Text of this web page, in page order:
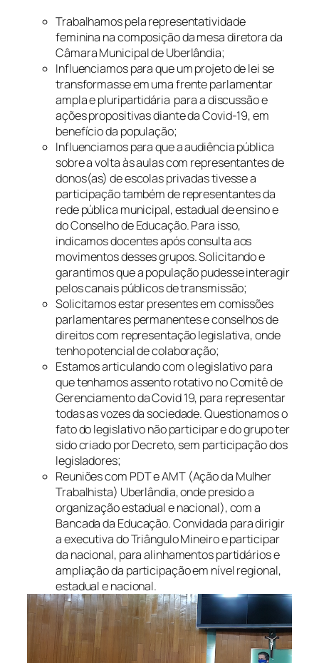
Trabalhamos pela representatividade
feminina na composição da mesa diretora da
Câmara Municipal de Uberlândia;
Influenciamos para que um projeto de lei se
transformasse em uma frente parlamentar
ampla e pluripartidária para a discussão e
ações propositivas diante da Covid-19, em
benefício da população;
Influenciamos para que a audiência pública
sobre a volta às aulas com representantes de
donos(as) de escolas privadas tivesse a
participação também de representantes da
rede pública municipal, estadual de ensino e
do Conselho de Educação. Para isso,
indicamos docentes após consulta aos
movimentos desses grupos. Solicitando e
garantimos que a população pudesse interagir
pelos canais públicos de transmissão;
Solicitamos estar presentes em comissões
parlamentares permanentes e conselhos de
direitos com representação legislativa, onde
tenho potencial de colaboração;
Estamos articulando com o legislativo para
que tenhamos assento rotativo no Comitê de
Gerenciamento da Covid 19, para representar
todas as vozes da sociedade. Questionamos o
fato do legislativo não participar e do grupo ter
sido criado por Decreto, sem participação dos
legisladores;
Reuniões com PDT e AMT (Ação da Mulher
Trabalhista) Uberlândia, onde presido a
organização estadual e nacional), com a
Bancada da Educação. Convidada para dirigir
a executiva do Triângulo Mineiro e participar
da nacional, para alinhamentos partidários e
ampliação da participação em nível regional,
estadual e nacional.